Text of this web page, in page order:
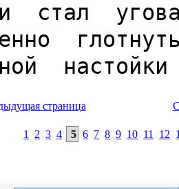
страница
1 2 3 4 5 6 7 8 9 10 11 12